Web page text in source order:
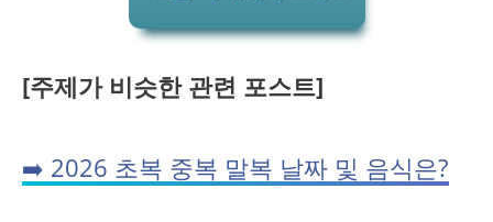
[주제가 비슷한 관련 포스트]
➡️ 2026 초복 중복 말복 날짜 및 음식은?